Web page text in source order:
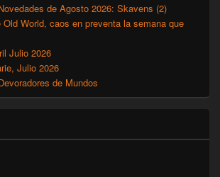
de Agosto 2026: Skavens (2)
World, caos en preventa la semana que
Julio 2026
Julio 2026
de Mundos